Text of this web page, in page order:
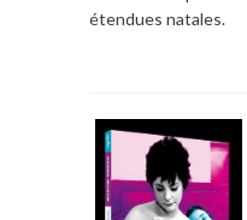
étendues natales.